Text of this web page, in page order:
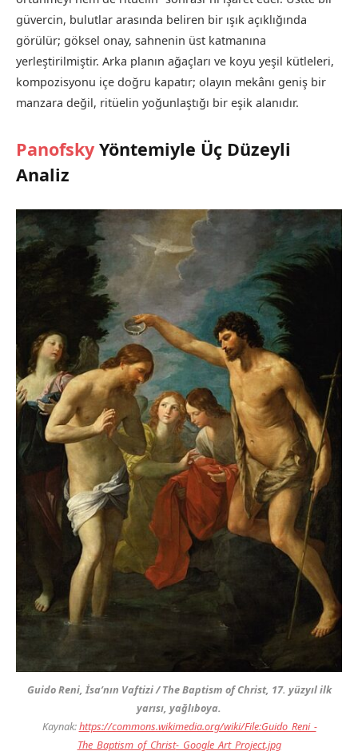
güvercin, bulutlar arasında beliren bir ışık açıklığında
görülür; göksel onay, sahnenin üst katmanına
yerleştirilmiştir. Arka planın ağaçları ve koyu yeşil kütleleri,
kompozisyonu içe doğru kapatır; olayın mekânı geniş bir
manzara değil, ritüelin yoğunlaştığı bir eşik alanıdır.
Panofsky Yöntemiyle Üç Düzeyli
Analiz
Guido Reni,İsa’nın Vaftizi / The Baptism of Christ, 17. yüzyıl ilk
yarısı, yağlıboya.
Kaynak:https://commons.wikimedia.org/wiki/File:Guido_Reni_-
The_Baptism_of_Christ-_Google_Art_Project.jpg